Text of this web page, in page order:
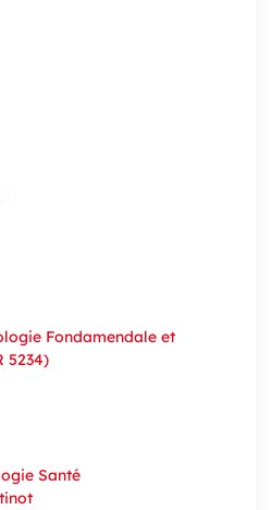
Fondamendale et
5234)
Santé